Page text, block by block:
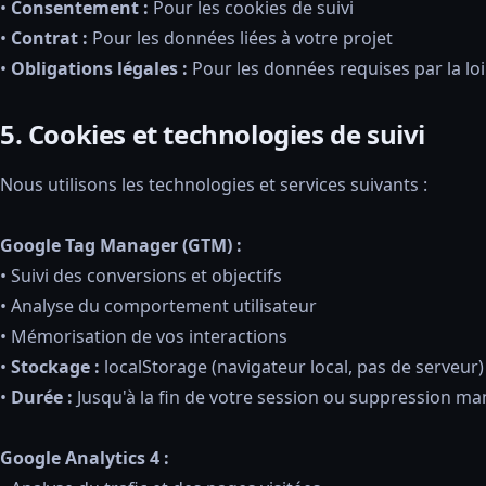
• Consentement : Pour les cookies de suivi
• Contrat : Pour les données liées à votre projet
• Obligations légales : Pour les données requises par la loi
5. Cookies et technologies de suivi
Nous utilisons les technologies et services suivants :
Google Tag Manager (GTM) :
• Suivi des conversions et objectifs
• Analyse du comportement utilisateur
• Mémorisation de vos interactions
• Stockage : localStorage (navigateur local, pas de serveur)
• Durée : Jusqu'à la fin de votre session ou suppression
Google Analytics 4 :